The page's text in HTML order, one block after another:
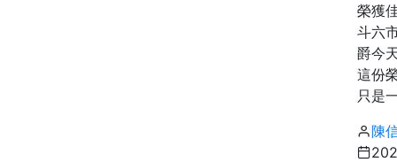
榮獲
斗六
爵今
這份
只是
陳